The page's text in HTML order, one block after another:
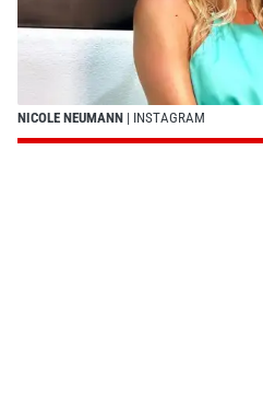
NICOLE NEUMANN | INSTAGRAM